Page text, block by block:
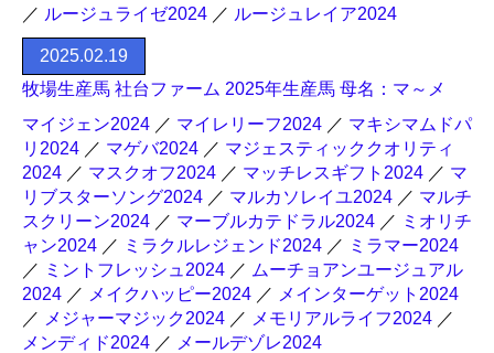
／ ルージュライゼ2024 ／ ルージュレイア2024
2025.02.19
牧場生産馬 社台ファーム 2025年生産馬 母名：マ～メ
マイジェン2024 ／ マイレリーフ2024 ／ マキシマムドパ
リ2024 ／ マゲバ2024 ／ マジェスティッククオリティ
2024 ／ マスクオフ2024 ／ マッチレスギフト2024 ／ マ
リブスターソング2024 ／ マルカソレイユ2024 ／ マルチ
スクリーン2024 ／ マーブルカテドラル2024 ／ ミオリチ
ャン2024 ／ ミラクルレジェンド2024 ／ ミラマー2024
／ ミントフレッシュ2024 ／ ムーチョアンユージュアル
2024 ／ メイクハッピー2024 ／ メインターゲット2024
／ メジャーマジック2024 ／ メモリアルライフ2024 ／
メンディド2024 ／ メールデゾレ2024